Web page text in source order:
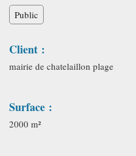
Public
Client :
mairie de chatelaillon plage
Surface :
2000 m²